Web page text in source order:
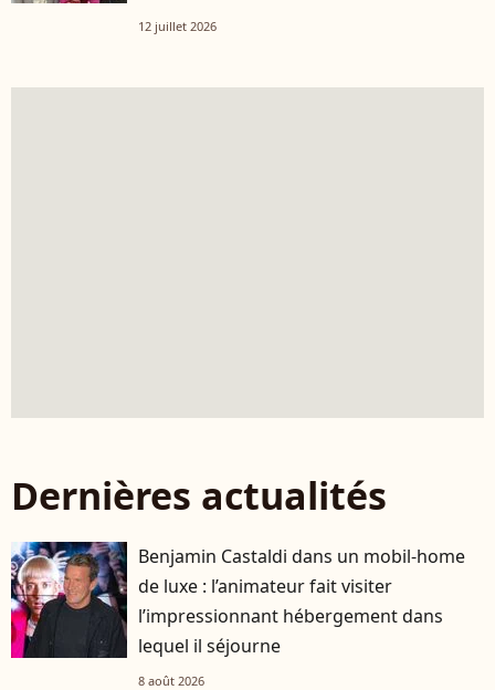
12 juillet 2026
Dernières actualités
Benjamin Castaldi dans un mobil-home
de luxe : l’animateur fait visiter
l’impressionnant hébergement dans
lequel il séjourne
8 août 2026